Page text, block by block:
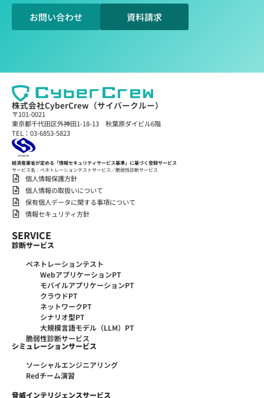
お問い合わせ 資料請求
株式会社CyberCrew（サイバークルー）
〒101-0021
東京都千代田区外神田1-18-13 秋葉原ダイビル6階
TEL：03-6853-5823
経済産業省が定める「情報セキュリティサービス基準」に基づく登録サービス
サービス名：ペネトレーションテストサービス／脆弱性診断サービス
個人情報保護方針
個人情報の取扱いについて
保有個人データに関する事項について
情報セキュリティ方針
SERVICE
診断サービス
ペネトレーションテスト
WebアプリケーションPT
モバイルアプリケーションPT
クラウドPT
ネットワークPT
シナリオ型PT
大規模言語モデル（LLM）PT
脆弱性診断サービス
シミュレーションサービス
ソーシャルエンジニアリング
Redチーム演習
脅威インテリジェンスサービス